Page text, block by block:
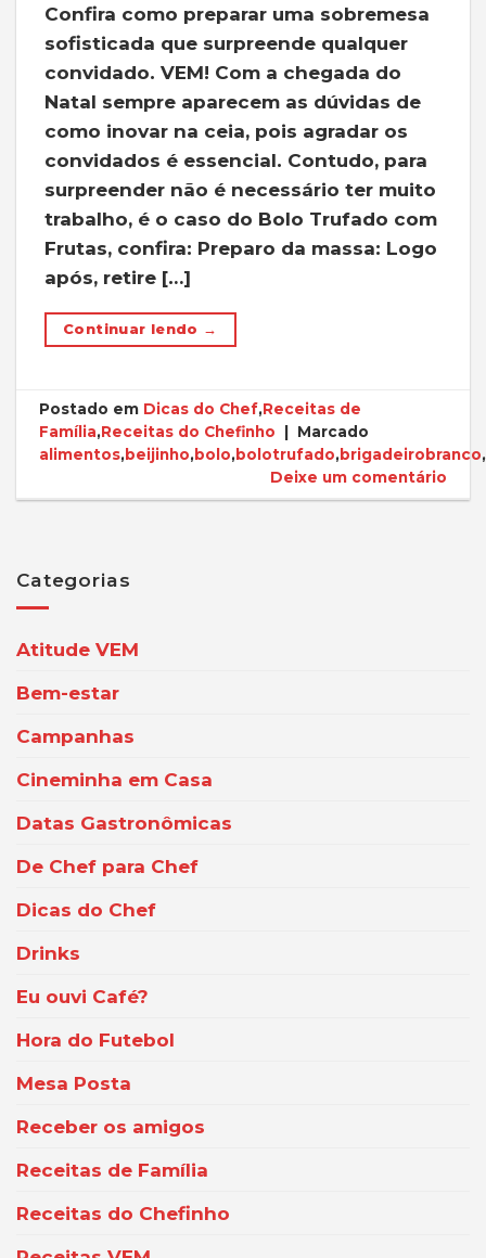
Confira como preparar uma sobremesa
sofisticada que surpreende qualquer
convidado. VEM! Com a chegada do
Natal sempre aparecem as dúvidas de
como inovar na ceia, pois agradar os
convidados é essencial. Contudo, para
surpreender não é necessário ter muito
trabalho, é o caso do Bolo Trufado com
Frutas, confira: Preparo da massa: Logo
após, retire […]
Continuar lendo →
Postado em Dicas do Chef,Receitas de
Família,Receitas do Chefinho | Marcado
alimentos,beijinho,bolo,bolotrufado,brigadeirobranco,
Deixe um comentário
Categorias
Atitude VEM
Bem-estar
Campanhas
Cineminha em Casa
Datas Gastronômicas
De Chef para Chef
Dicas do Chef
Drinks
Eu ouvi Café?
Hora do Futebol
Mesa Posta
Receber os amigos
Receitas de Família
Receitas do Chefinho